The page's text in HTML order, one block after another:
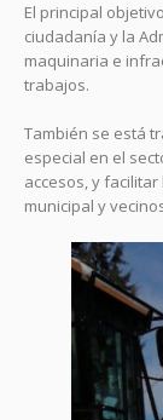
El principal
ciudadanía y la
maquinaria e
trabajos.
También se está
especial en el
accesos, y
municipal y